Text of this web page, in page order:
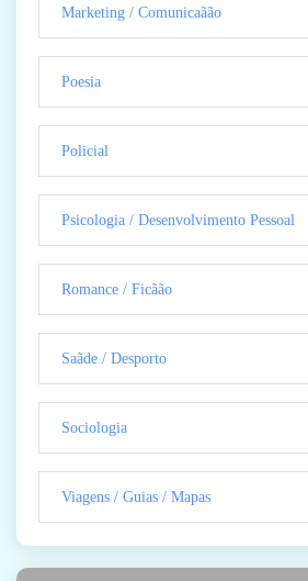
Marketing / Comunicaãão
Poesia
Policial
Psicologia / Desenvolvimento Pessoal
Romance / Ficãão
Saãde / Desporto
Sociologia
Viagens / Guias / Mapas